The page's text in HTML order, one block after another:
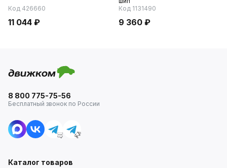
Код 426660
11 044 ₽
Код 1131490
9 360 ₽
8 800 775-75-56
Бесплатный звонок по России
Каталог товаров